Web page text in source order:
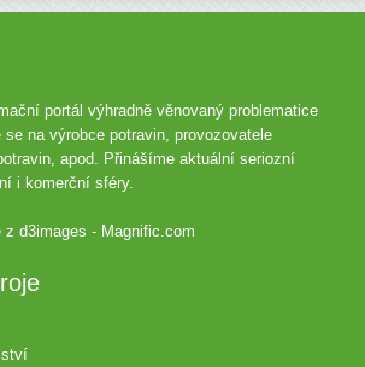
portál výhradně věnovaný problematice
se na výrobce potravin, provozovatele
apod. Přinášíme aktuální seriozní
i komerční sféry.
zd3images - Magnific.com